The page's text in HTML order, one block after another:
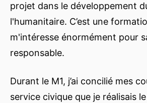
projet dans le développement
l'humanitaire. C’est une
m'intéresse énormément pour
responsable.
Durant le M1, j’ai concilié mes
service civique que je réalisais